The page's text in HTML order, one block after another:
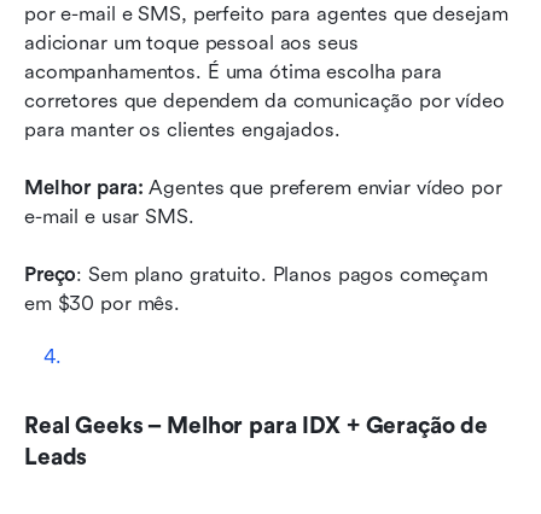
por e-mail e SMS, perfeito para agentes que desejam
adicionar um toque pessoal aos seus
acompanhamentos. É uma ótima escolha para
corretores que dependem da comunicação por vídeo
para manter os clientes engajados.
Melhor para: Agentes que preferem enviar vídeo por
e-mail e usar SMS.
Preço: Sem plano gratuito. Planos pagos começam
em $30 por mês.
Real Geeks – Melhor para IDX + Geração de
Leads